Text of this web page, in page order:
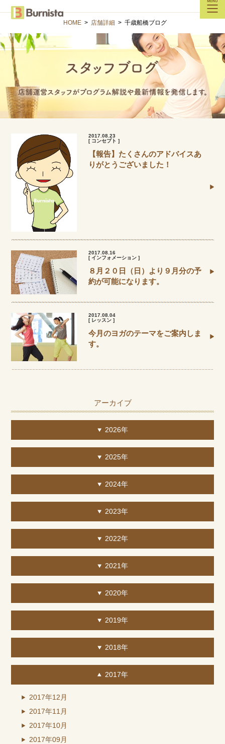
HOME > 店舗詳細 > 千歳船橋ブログ
2017.08.23
[ コンセプト ]
【報告】たくさんのアドバイスあ
りがとうございました！
2017.08.16
[ インフォメーション ]
８月２０日（日）より９月分の予
約が可能になります。
2017.08.04
[ レッスン ]
今月のヨガのテーマをご案内しま
す。
アーカイブ
2026年
2025年
2024年
2023年
2022年
2021年
2020年
2019年
2018年
2017年
2017年12月
2017年11月
2017年10月
2017年09月